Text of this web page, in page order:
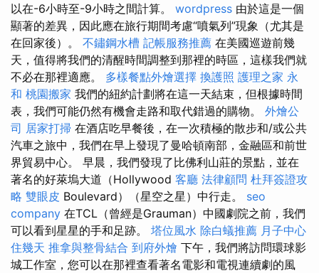
以在-6小時至-9小時之間計算。 wordpress 由於這是一個
顯著的差異，因此應在旅行期間考慮“噴氣列”現象（尤其是
在回家後）。 不鏽鋼水槽 記帳服務推薦 在美國巡遊前幾
天，值得將我們的清醒時間調整到那裡的時區，這樣我們就
不必在那裡適應。 多樣餐點外燴選擇 換護照 護理之家 永
和 桃園搬家 我們的紐約計劃將在這一天結束，但根據時間
表，我們可能仍然有機會走路和取代錯過的購物。 外燴公
司 居家打掃 在酒店吃早餐後，在一次積極的散步和/或公共
汽車之旅中，我們在早上發現了曼哈頓南部，金融區和前世
界貿易中心。 早晨，我們發現了比佛利山莊的景點，並在
著名的好萊塢大道（Hollywood 客廳 法律顧問 杜拜簽證攻
略 雙眼皮 Boulevard）（星空之星）中行走。 seo
company 在TCL（曾經是Grauman）中國劇院之前，我們
可以看到星星的手和足跡。 塔位風水 除白蟻推薦 月子中心
住幾天 推拿與整骨結合 到府外燴 下午，我們將訪問環球影
城工作室，您可以在那裡查看著名電影和電視連續劇的風